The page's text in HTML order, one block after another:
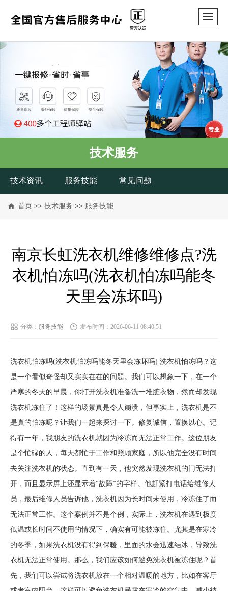
技术服务
技术资讯 服务技能 常见问题
首页 >> 技术服务 >> 服务技能
南京长虹洗衣机维修维修点?洗
衣机怕冻吗(洗衣机怕冻吗能冬
天里会冻坏吗)
分类： 服务技能 发布时间：2026-06-11 08:40:51
洗衣机怕冻吗(洗衣机怕冻吗能冬天里会冻坏吗) 洗衣机怕冻吗？这
是一个看似奇怪却又实实在在的问题。我们可以想象一下，在一个
严寒的冬天的早晨，你打开洗衣机准备洗一堆脏衣物，然而却发现
洗衣机冻住了！这样的场景真是令人崩溃，但事实上，洗衣机是不
是真的怕冻呢？让我们一起来探讨一下。修复诚信，置换以心。记
得有一年，我朋友的洗衣机就因为冷冻而无法正常工作。这位朋友
是个忙碌的人，每天都忙于工作和照顾家庭，所以他完全没有时间
去关注洗衣机的状态。直到有一天，他突然发现洗衣机的门无法打
开，而且显示屏上还显示着“故障”的字样。他赶紧打电话给维修人
员，最后维修人员告诉他，洗衣机因为长时间未使用，冷冻住了而
无法正常工作。这个案例并不是个例，实际上，洗衣机在遇到极度
低温或长时间不使用的情况下，确实有可能被冻住。尤其是在寒冷
的冬季，如果洗衣机没有得到保暖，里面的水会迅速结冰，导致洗
衣机无法正常使用。那么，我们应该如何避免洗衣机被冻住呢？首
先，我们可以尝试将洗衣机放在一个相对温暖的地方，比如在客厅